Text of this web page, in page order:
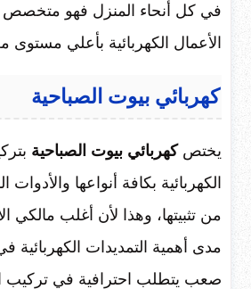
في كل أنحاء المنزل فهو
الأعمال الكهربائية بأعلي مستوى
كهربائي بيوت الصباحية
يختصكهربائي بيوت الصباحية
الكهربائية بكافة أنواعها والأدوات
من تثبيتها، وهذا لأن أغلب مالكي
مدى أهمية التمديدات الكهربائية
صعب يتطلب احترافية في تركيب